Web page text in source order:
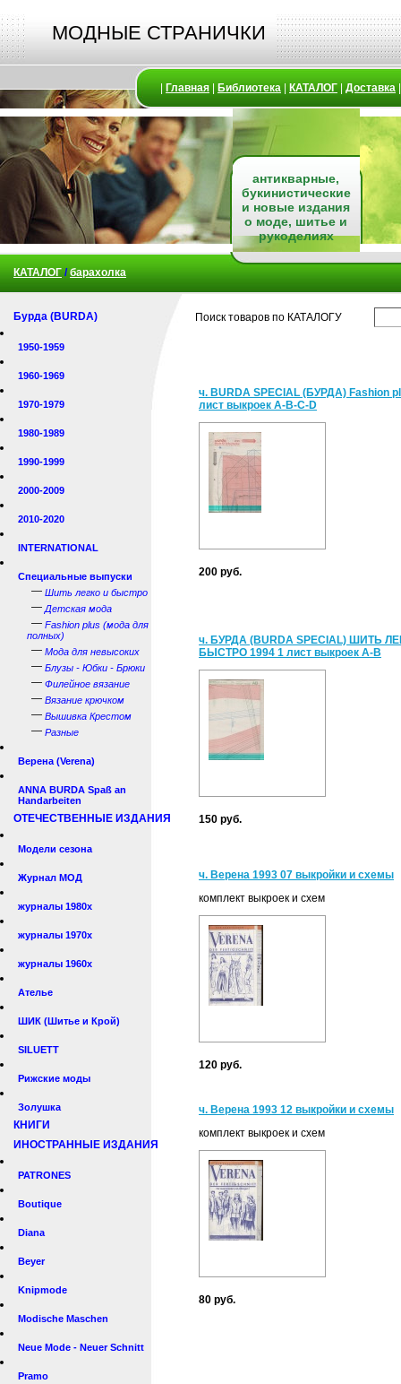
МОДНЫЕ СТРАНИЧКИ
Главная Библиотека КАТАЛОГ Доставка
антикварные,
букинистические
и новые издания
о моде, шитье и
рукоделиях
КАТАЛОГ /барахолка
Бурда (BURDA)
1950-1959
1960-1969
1970-1979
1980-1989
1990-1999
2000-2009
2010-2020
INTERNATIONAL
Специальные выпуски
— Шить легко и быстро
— Детская мода
— Fashion plus (мода для
полных)
— Мода для невысоких
— Блузы - Юбки - Брюки
— Филейное вязание
— Вязание крючком
— Вышивка Крестом
— Разные
Верена (Verena)
ANNA BURDA Spaß an
Handarbeiten
ОТЕЧЕСТВЕННЫЕ ИЗДАНИЯ
Модели сезона
Журнал МОД
журналы 1980х
журналы 1970х
журналы 1960х
Ателье
ШИК (Шитье и Крой)
SILUETT
Рижские моды
Золушка
КНИГИ
ИНОСТРАННЫЕ ИЗДАНИЯ
PATRONES
Boutique
Diana
Beyer
Knipmode
Modische Maschen
Neue Mode - Neuer Schnitt
Pramo
Поиск товаров по КАТАЛОГУ
ч. BURDA SPECIAL (БУРДА) Fashion
лист выкроек А-В-C-D
200 руб.
ч. БУРДА (BURDA SPECIAL) ШИТЬ
БЫСТРО 1994 1 лист выкроек A-B
150 руб.
ч. Верена 1993 07 выкройки и схемы
комплект выкроек и схем
120 руб.
ч. Верена 1993 12 выкройки и схемы
комплект выкроек и схем
80 руб.